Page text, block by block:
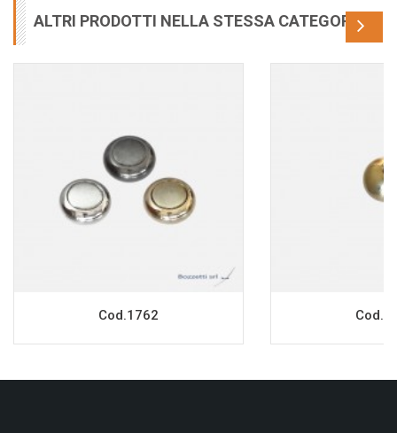
ALTRI PRODOTTI NELLA STESSA CATEGORIA
Cod.1762